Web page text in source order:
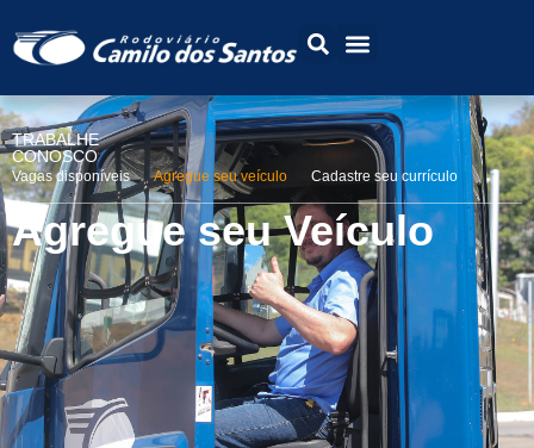
TRABALHE
CONOSCO
Vagas disponíveis Agregue seu veículo Cadastre seu currículo
Agregue seu Veículo